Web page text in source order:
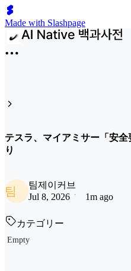
Made with Slashpage
テスラ、マイアミサー「安
り
팀
팀제이커브
Jul 8, 2026
1m ago
カテゴリー
Empty